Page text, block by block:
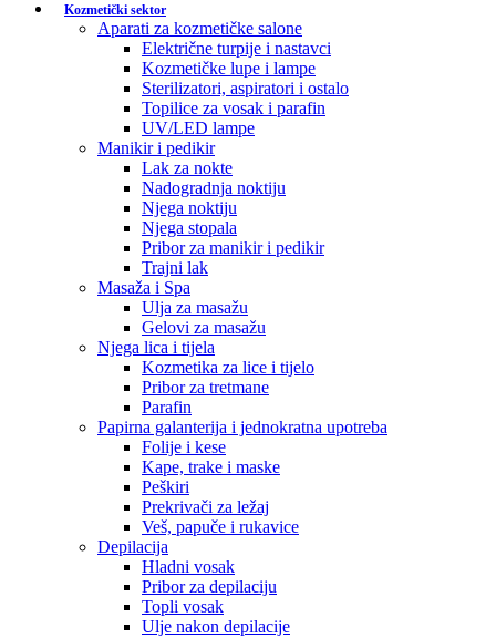
Kozmetički sektor
Aparati za kozmetičke salone
Električne turpije i nastavci
Kozmetičke lupe i lampe
Sterilizatori, aspiratori i ostalo
Topilice za vosak i parafin
UV/LED lampe
Manikir i pedikir
Lak za nokte
Nadogradnja noktiju
Njega noktiju
Njega stopala
Pribor za manikir i pedikir
Trajni lak
Masaža i Spa
Ulja za masažu
Gelovi za masažu
Njega lica i tijela
Kozmetika za lice i tijelo
Pribor za tretmane
Parafin
Papirna galanterija i jednokratna upotreba
Folije i kese
Kape, trake i maske
Peškiri
Prekrivači za ležaj
Veš, papuče i rukavice
Depilacija
Hladni vosak
Pribor za depilaciju
Topli vosak
Ulje nakon depilacije